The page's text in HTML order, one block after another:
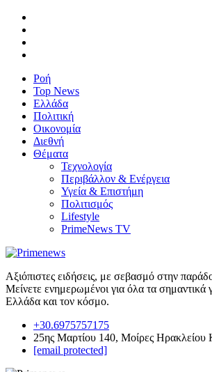
Ροή
Top News
Ελλάδα
Πολιτική
Οικονομία
Διεθνή
Θέματα
Τεχνολογία
Περιβάλλον & Ενέργεια
Υγεία & Επιστήμη
Πολιτισμός
Lifestyle
PrimeNews TV
Αξιόπιστες ειδήσεις, με σεβασμό στην
Μείνετε ενημερωμένοι για όλα τα σημαντικά
Ελλάδα και τον κόσμο.
+30.6975757175
25ης Μαρτίου 140, Μοίρες Ηρακλείου
[email protected]